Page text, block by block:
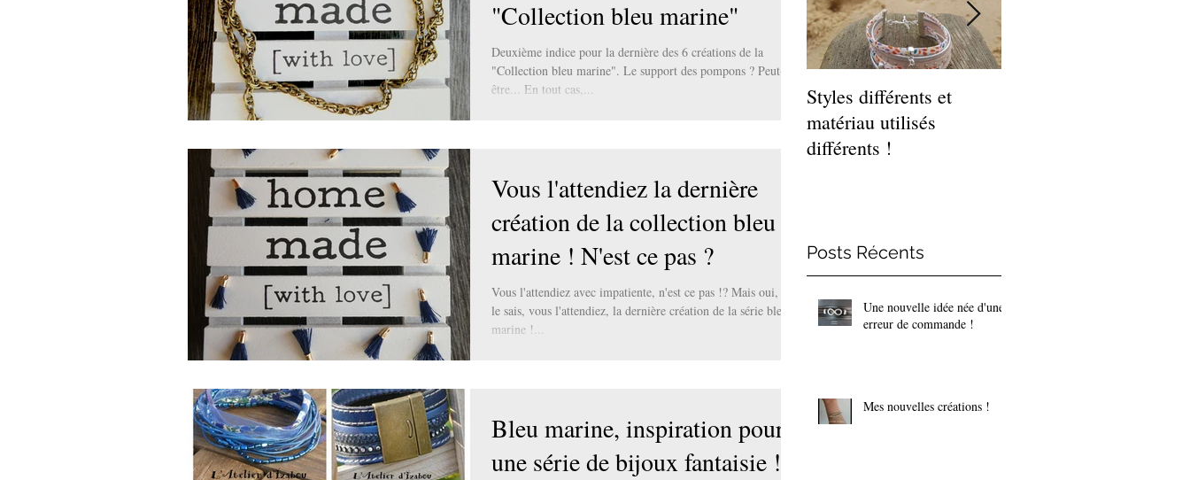
"Collection bleu marine"
Deuxième indice pour la dernière des 6 créations de la
"Collection bleu marine". Le support des pompons ? Peut-
être... En tout cas,...
Vous l'attendiez la dernière
création de la collection bleu
marine ! N'est ce pas ?
Vous l'attendiez avec impatiente, n'est ce pas !? Mais oui, je
le sais, vous l'attendiez, la dernière création de la série bleu
marine !...
Bleu marine, inspiration pour
une série de bijoux fantaisie !
Styles différents et
matériau utilisés
différents !
Posts Récents
Une nouvelle idée née d'une
erreur de commande !
Mes nouvelles créations !